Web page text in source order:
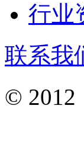
行业
联系我
© 2012